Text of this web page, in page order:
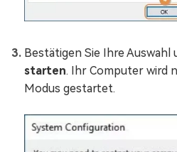
Bestätigen Sie Ihre Auswahl
starten. Ihr Computer wird
Modus gestartet.